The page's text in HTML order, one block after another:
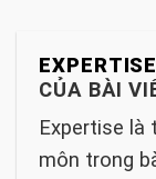
EXPERTISE
CỦA BÀI
Expertise là
môn trong